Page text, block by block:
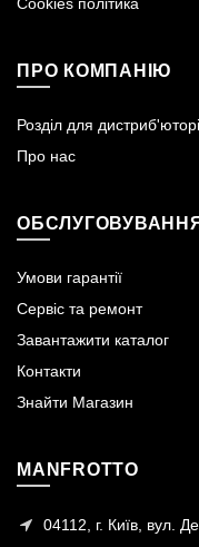
ПРО КОМПАНІЮ
Розділ для
Про нас
ОБСЛУГОВУВАННЯ
Умови гарантії
Сервіс та ремонт
Завантажити каталог
Контакти
Знайти Магазин
MANFROTTO
04112, г. Київ, вул.